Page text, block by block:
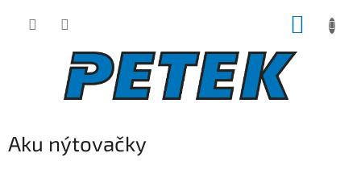
Aku nýtovačky